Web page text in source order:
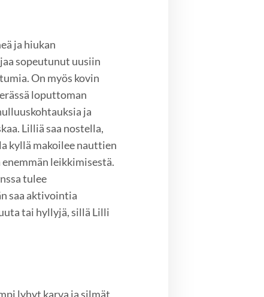
ja hiukan
sopeutunut uusiin
On myös kovin
loputtoman
ja
Lilliä saa nostella,
kyllä makoilee nauttien
leikkimisestä.
tulee
saa aktivointia
tai hyllyjä, sillä Lilli
lyhyt karva ja silmät